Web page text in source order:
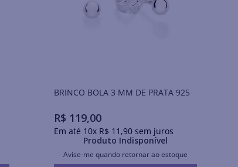
BRINCO BOLA 3 MM DE PRATA 925
R$ 119,00
Em até 10x R$ 11 ,90sem juros
Produto Indisponível
Avise-me quando retornar ao estoque